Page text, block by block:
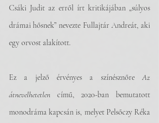
Csáki Judit az erről írt kritikájában „súlyos
drámai hősnek” nevezte Fullajtár Andreát, aki
egy orvost alakított.
Ez a jelző érvényes a színésznőre Az
átnevelhetetlen című, 2020-ban bemutatott
monodráma kapcsán is, melyet Pelsőczy Réka